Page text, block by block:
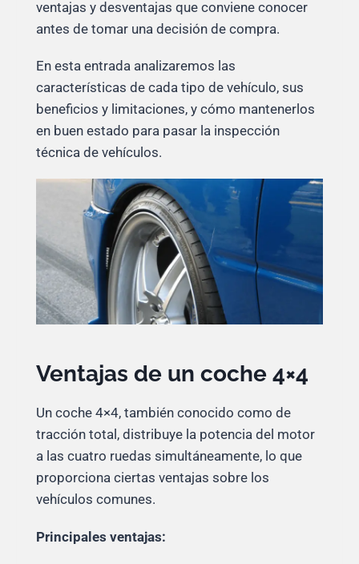
ventajas y desventajas que conviene conocer
antes de tomar una decisión de compra.
En esta entrada analizaremos las
características de cada tipo de vehículo, sus
beneficios y limitaciones, y cómo mantenerlos
en buen estado para pasar la inspección
técnica de vehículos.
Ventajas de un coche 4×4
Un coche 4×4, también conocido como de
tracción total, distribuye la potencia del motor
a las cuatro ruedas simultáneamente, lo que
proporciona ciertas ventajas sobre los
vehículos comunes.
Principales ventajas: